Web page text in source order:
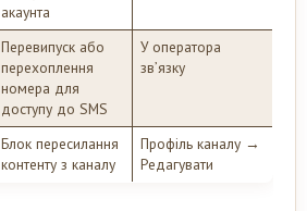
акаунта
Перевипуск або
перехоплення
номера для
доступу до SMS
У оператора
зв’язку
Блок пересилання
контенту з каналу
Профіль каналу →
Редагувати